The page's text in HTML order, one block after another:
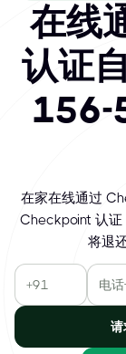
在线
认证
156-
在家在线通过
Checkpoint 认证
将退